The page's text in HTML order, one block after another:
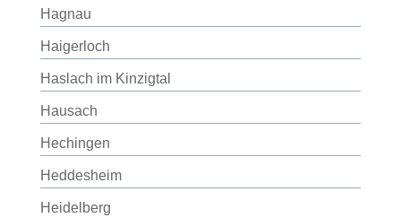
Hagnau
Haigerloch
Haslach im Kinzigtal
Hausach
Hechingen
Heddesheim
Heidelberg